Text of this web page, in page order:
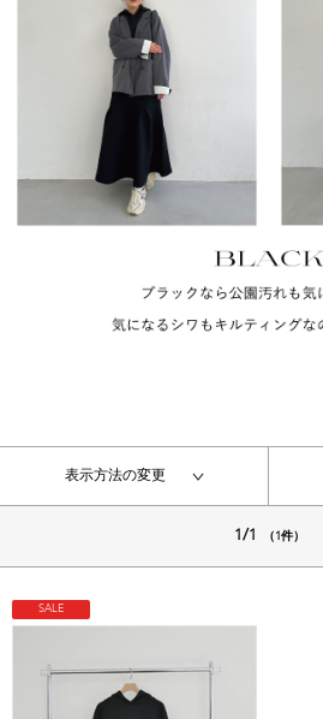
表示方法の変更
1/1 （1件）
SALE